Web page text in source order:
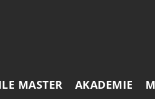
MASTER AKADEMIE